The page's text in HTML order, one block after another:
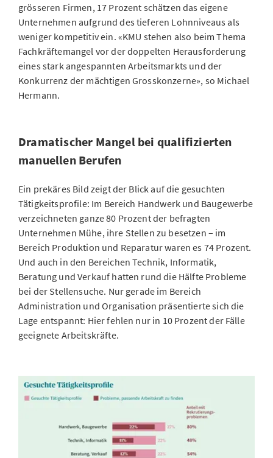
grösseren Firmen, 17 Prozent schätzen das eigene
Unternehmen aufgrund des tieferen Lohnniveaus als
weniger kompetitiv ein. «KMU stehen also beim Thema
Fachkräftemangel vor der doppelten Herausforderung
eines stark angespannten Arbeitsmarkts und der
Konkurrenz der mächtigen Grosskonzerne», so Michael
Hermann.
Dramatischer Mangel bei qualifizierten
manuellen Berufen
Ein prekäres Bild zeigt der Blick auf die gesuchten
Tätigkeitsprofile: Im Bereich Handwerk und Baugewerbe
verzeichneten ganze 80 Prozent der befragten
Unternehmen Mühe, ihre Stellen zu besetzen – im
Bereich Produktion und Reparatur waren es 74 Prozent.
Und auch in den Bereichen Technik, Informatik,
Beratung und Verkauf hatten rund die Hälfte Probleme
bei der Stellensuche. Nur gerade im Bereich
Administration und Organisation präsentierte sich die
Lage entspannt: Hier fehlen nur in 10 Prozent der Fälle
geeignete Arbeitskräfte.